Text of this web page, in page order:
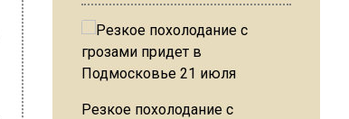
Резкое похолодание с